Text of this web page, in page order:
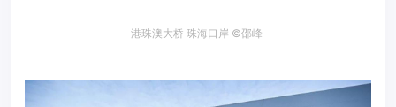
港珠澳大桥 珠海口岸 ©邵峰